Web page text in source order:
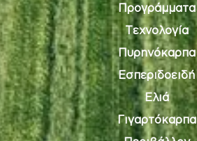
Προγράμματα
Τεχνολογία
Πυρηνόκαρπα
Εσπεριδοειδή
Ελιά
Γιγαρτόκαρπα